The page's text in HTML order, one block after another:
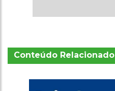
Conteúdo Relacionado